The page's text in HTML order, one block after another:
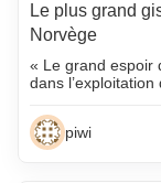
Le plus grand
Norvège
« Le grand espoir
dans
piwi